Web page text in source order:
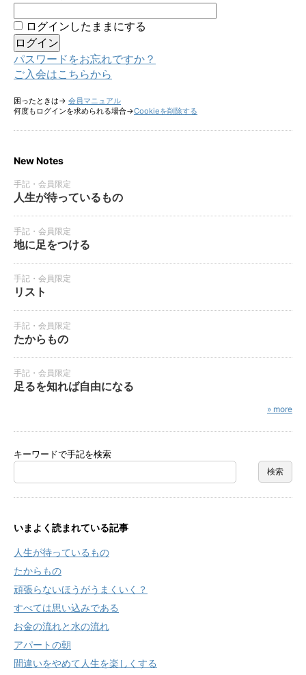
ログインしたままにする
パスワードをお忘れですか？
ご入会はこちらから
困ったときは→ 会員マニュアル
何度もログインを求められる場合→Cookieを削除する
New Notes
手記・会員限定
人生が待っているもの
手記・会員限定
地に足をつける
手記・会員限定
リスト
手記・会員限定
たからもの
手記・会員限定
足るを知れば自由になる
» more
キーワードで手記を検索
いまよく読まれている記事
人生が待っているもの
たからもの
頑張らないほうがうまくいく？
すべては思い込みである
お金の流れと水の流れ
アパートの朝
間違いをやめて人生を楽しくする